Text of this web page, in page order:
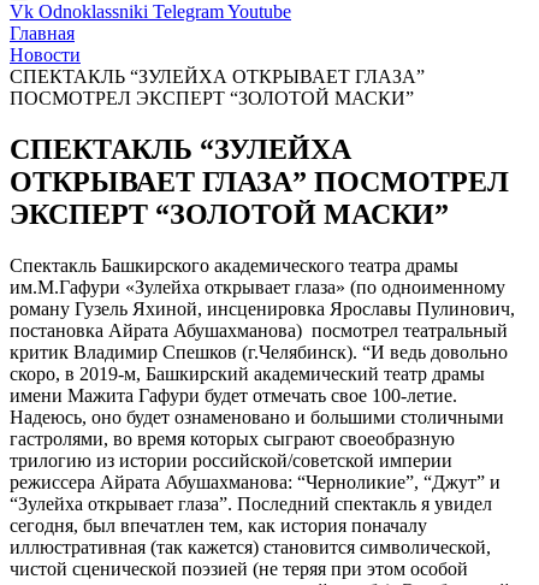
Vk Odnoklassniki TelegramYoutube
Главная
Новости
СПЕКТАКЛЬ “ЗУЛЕЙХА ОТКРЫВАЕТ ГЛАЗА”
ПОСМОТРЕЛ ЭКСПЕРТ “ЗОЛОТОЙ МАСКИ”
СПЕКТАКЛЬ “ЗУЛЕЙХА
ОТКРЫВАЕТ ГЛАЗА” ПОСМОТРЕЛ
ЭКСПЕРТ “ЗОЛОТОЙ МАСКИ”
Спектакль Башкирского академического театра драмы
им.М.Гафури «Зулейха открывает глаза» (по одноименному
роману Гузель Яхиной, инсценировка Ярославы Пулинович,
постановка Айрата Абушахманова) посмотрел театральный
критик Владимир Спешков (г.Челябинск). “И ведь довольно
скоро, в 2019-м, Башкирский академический театр драмы
имени Мажита Гафури будет отмечать свое 100-летие.
Надеюсь, оно будет ознаменовано и большими столичными
гастролями, во время которых сыграют своеобразную
трилогию из истории российской/советской империи
режиссера Айрата Абушахманова: “Черноликие”, “Джут” и
“Зулейха открывает глаза”. Последний спектакль я увидел
сегодня, был впечатлен тем, как история поначалу
иллюстративная (так кажется) становится символической,
чистой сценической поэзией (не теряя при этом особой